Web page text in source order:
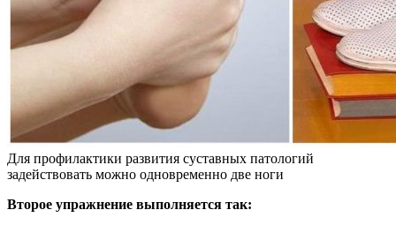
Для профилактики развития суставных патологий
задействовать можно одновременно две ноги
Второе упражнение выполняется так: